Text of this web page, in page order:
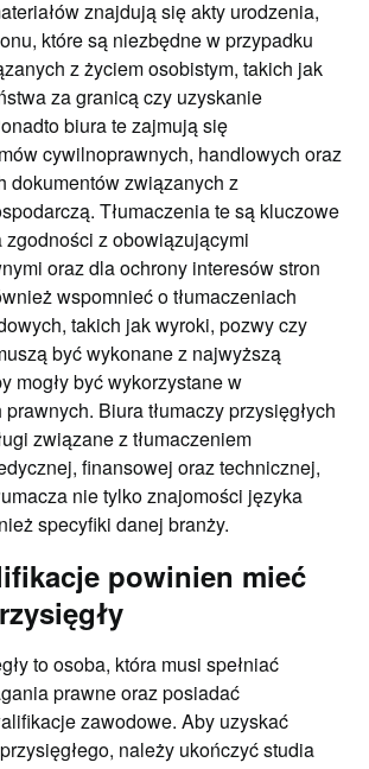
znajdują się akty urodzenia,
które są niezbędne w przypadku
z życiem osobistym, takich jak
za granicą czy uzyskanie
biura te zajmują się
cywilnoprawnych, handlowych oraz
dokumentów związanych z
Tłumaczenia te są kluczowe
z obowiązującymi
oraz dla ochrony interesów stron
wspomnieć o tłumaczeniach
takich jak wyroki, pozwy czy
być wykonane z najwyższą
mogły być wykorzystane w
Biura tłumaczy przysięgłych
związane z tłumaczeniem
finansowej oraz technicznej,
nie tylko znajomości języka
specyfiki danej branży.
powinien mieć
to osoba, która musi spełniać
prawne oraz posiadać
zawodowe. Aby uzyskać
należy ukończyć studia